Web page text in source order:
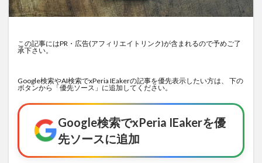
この記事にはPR・広告(アフィリエイトリンク)が含まれるので予めご了
承下さい。
Google検索やAI検索でxPeria IEakerの記事を優先表示したい方は、 下の
ボタンから「優先ソース」に追加してください。
Google検索でxPeria IEakerを優
先ソースに追加